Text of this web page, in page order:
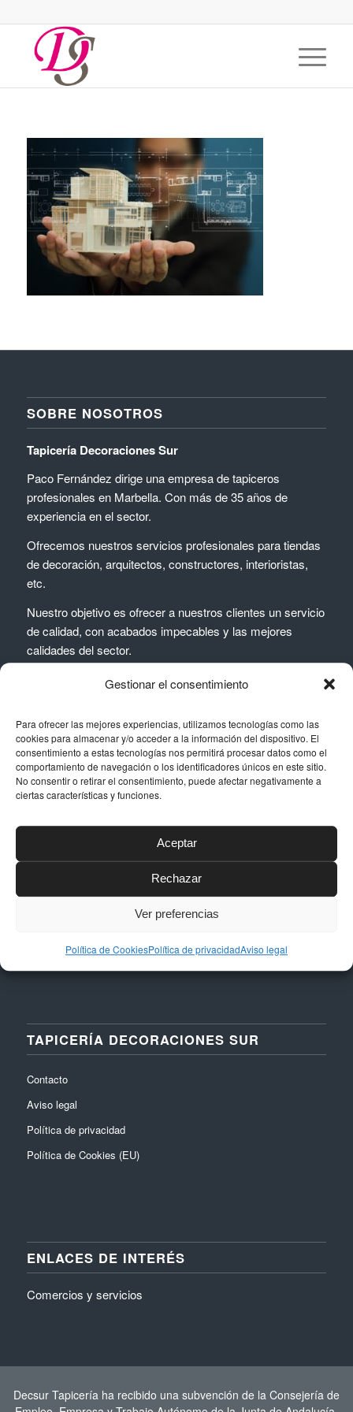
Gestionar el consentimiento
Para ofrecer las mejores experiencias, utilizamos tecnologías como las
cookies para almacenar y/o acceder a la información del dispositivo. El
consentimiento a estas tecnologías nos permitirá procesar datos como el
comportamiento de navegación o los identificadores únicos en este sitio.
No consentir o retirar el consentimiento, puede afectar negativamente a
ciertas características y funciones.
Aceptar
Rechazar
Ver preferencias
Política de CookiesPolítica de privacidadAviso legal
SOBRE NOSOTROS
Tapicería Decoraciones Sur
Paco Fernández dirige una empresa de tapiceros
profesionales en Marbella. Con más de 35 años de
experiencia en el sector.
Ofrecemos nuestros servicios profesionales para tiendas
de decoración, arquitectos, constructores, interioristas,
etc.
Nuestro objetivo es ofrecer a nuestros clientes un servicio
de calidad, con acabados impecables y las mejores
calidades del sector.
DATOS DE CONTACTO
Dirección
Email
TAPICERÍA DECORACIONES SUR
Contacto
Aviso legal
Política de privacidad
Política de Cookies (EU)
ENLACES DE INTERÉS
Comercios y servicios
Decsur Tapicería ha recibido una subvención de la Consejería de